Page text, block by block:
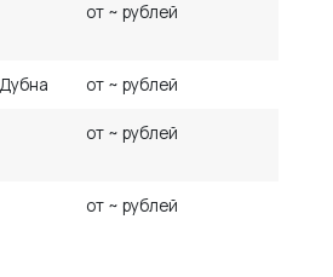
от ~ рублей
от ~ рублей
от ~ рублей
от ~ рублей